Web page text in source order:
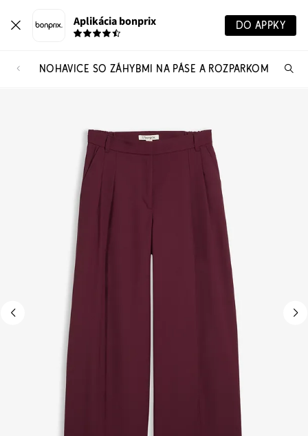
Aplikácia bonprix DO APPKY
NOHAVICE SO ZÁHYBMI NA PÁSE A ROZPARKOM